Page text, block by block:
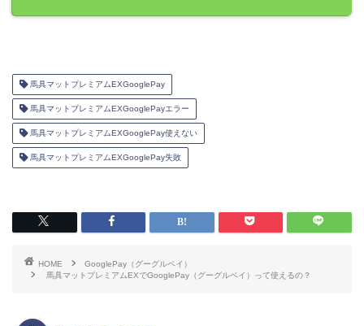
馬具マットプレミアムEXGooglePay
馬具マットプレミアムEXGooglePayエラー
馬具マットプレミアムEXGooglePay使えない
馬具マットプレミアムEXGooglePay失敗
HOME
GooglePay（グーグルペイ）
馬具マットプレミアムEXでGooglePay（グーグルペイ）って使えるの？